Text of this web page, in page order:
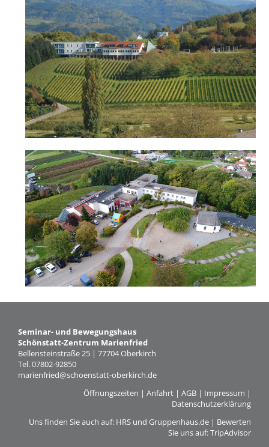
Seminar- und Bewegungshaus
Schönstatt-Zentrum Marienfried
Bellensteinstraße 25 | 77704 Oberkirch
Tel. 07802-92850
marienfried@schoenstatt-oberkirch.de
Öffnungszeiten | Anfahrt | AGB | Impressum |
Datenschutzerklärung
Uns finden Sie auch auf: HRS und Gruppenhaus.de | Bewerten
Sie uns auf:TripAdvisor